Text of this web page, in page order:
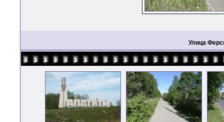
Улица